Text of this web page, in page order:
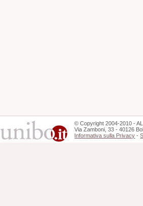
©Copyright 2004-2010 -
Via Zamboni, 33 - 40126
Informativa sulla Privacy -